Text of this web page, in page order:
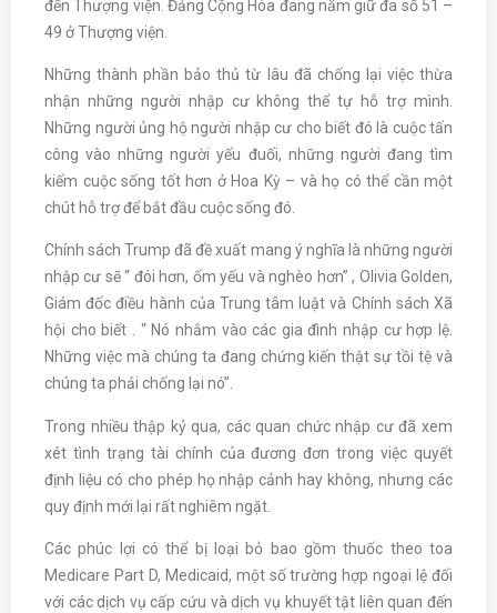
đến Thượng viện. Đảng Cộng Hòa đang nắm giữ đa số 51 –
49 ở Thượng viện.
Những thành phần bảo thủ từ lâu đã chống lại việc thừa
nhận những người nhập cư không thể tự hỗ trợ mình.
Những người ủng hộ người nhập cư cho biết đó là cuộc tấn
công vào những người yếu đuối, những người đang tìm
kiếm cuộc sống tốt hơn ở Hoa Kỳ – và họ có thể cần một
chút hỗ trợ để bắt đầu cuộc sống đó.
Chính sách Trump đã đề xuất mang ý nghĩa là những người
nhập cư sẽ “ đói hơn, ốm yếu và nghèo hơn” , Olivia Golden,
Giám đốc điều hành của Trung tâm luật và Chính sách Xã
hội cho biết . “ Nó nhắm vào các gia đình nhập cư hợp lệ.
Những việc mà chúng ta đang chứng kiến thật sự tồi tệ và
chúng ta phải chống lại nó”.
Trong nhiều thập kỷ qua, các quan chức nhập cư đã xem
xét tình trạng tài chính của đương đơn trong việc quyết
định liệu có cho phép họ nhập cảnh hay không, nhưng các
quy định mới lại rất nghiêm ngặt.
Các phúc lợi có thể bị loại bỏ bao gồm thuốc theo toa
Medicare Part D, Medicaid, một số trường hợp ngoại lệ đối
với các dịch vụ cấp cứu và dịch vụ khuyết tật liên quan đến